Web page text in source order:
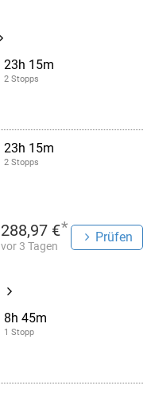
23h 15m
2 Stopps
23h 15m
2 Stopps
288,97 €*
vor 3 Tagen
Prüfen
8h 45m
1 Stopp